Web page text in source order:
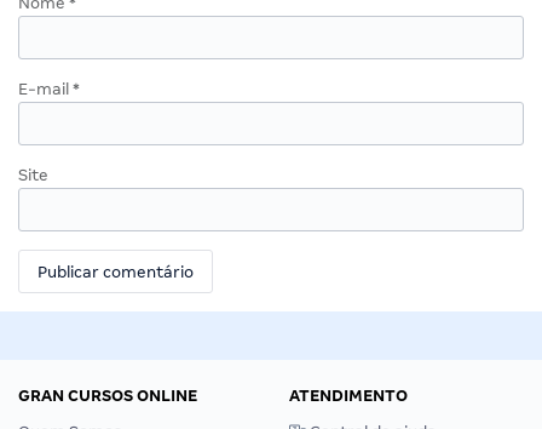
E-mail *
Site
GRAN CURSOS ONLINE
ATENDIMENTO